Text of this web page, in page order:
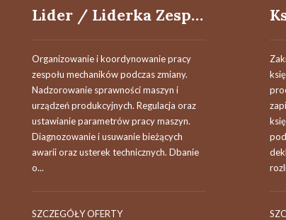
Lider / Liderka Zespołu Mechaników Utrzymania Ruchu
Organizowanie i koordynowanie pracy
zespołu mechaników podczas zmiany.
Nadzorowanie sprawności maszyn i
urządzeń produkcyjnych. Regulacja oraz
ustawianie parametrów pracy maszyn.
Diagnozowanie i usuwanie bieżących
awarii oraz usterek technicznych. Dbanie
o...
SZCZEGÓŁY OFERTY